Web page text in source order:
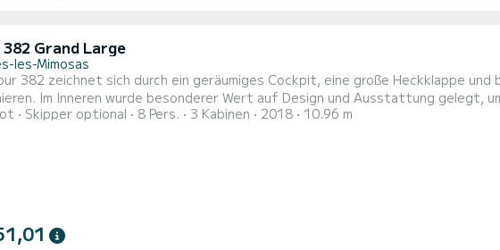
Grand Large
les-Mimosas
382 zeichnet sich durch ein geräumiges Cockpit, eine große Heckklappe und
um den Erwartungen aller befragten Kunden
der Entwicklungsphase gerecht zu werden. Das Ergebnis ist sehr gelungen und
Skipper optional 8 Pers. 3 Kabinen 2018 10.96 m